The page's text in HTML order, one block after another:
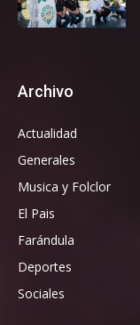
Archivo
Actualidad
Generales
Musica y Folclor
El Pais
Farándula
Deportes
Sociales